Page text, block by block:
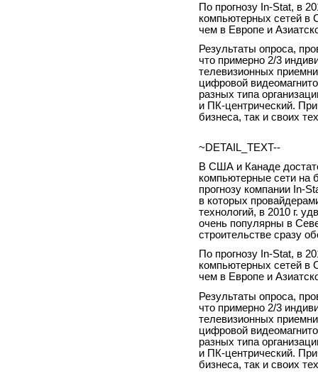
По прогнозу In-Stat, в
компьютерных сетей в
чем в Европе и
Результаты опроса,
что примерно 2/3
телевизионных
цифровой
разных типа
и ПК-центрический.
бизнеса, так и своих
~DETAIL_TEXT--
В США и Канаде
компьютерные сети на
прогнозу компании In-
в которых
технологий, в 2010 г.
очень популярны в
строительстве сразу
По прогнозу In-Stat, в
компьютерных сетей в
чем в Европе и
Результаты опроса,
что примерно 2/3
телевизионных
цифровой
разных типа
и ПК-центрический.
бизнеса, так и своих